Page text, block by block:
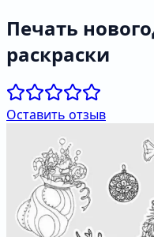
Печать
раскраски
Оставить отзыв